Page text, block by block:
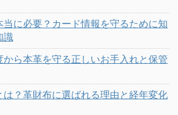
に必要？カード情報を守るために知
識
ら本革を守る正しいお手入れと保管
は？革財布に選ばれる理由と経年変化